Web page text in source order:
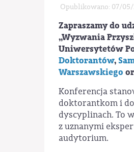
Opublikowano: 07/05/
Zapraszamy do
„Wyzwania
Uniwersytetów
Doktorantów,
Warszawskiego
Konferencja
doktorantkom i
dyscyplinach. To
z uznanymi
audytorium.